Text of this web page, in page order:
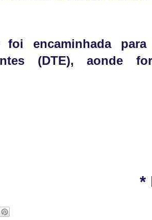
foi encaminhada
(DTE), aonde
*